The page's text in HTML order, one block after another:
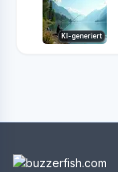
KI-generiert